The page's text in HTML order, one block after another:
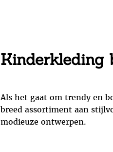
Kinderkleding
Als het gaat om trendy en
breed assortiment aan
modieuze ontwerpen.